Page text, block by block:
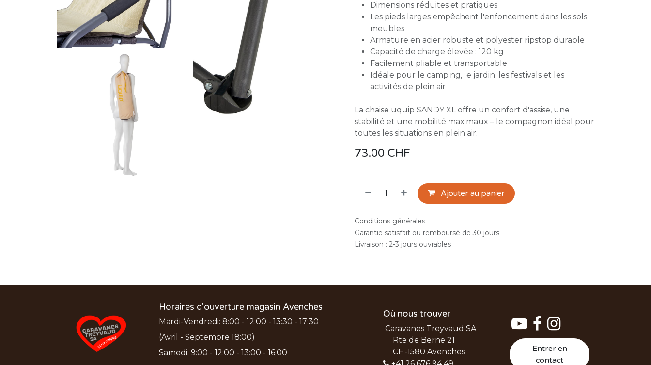
Dimensions réduites et pratiques
Les pieds larges empêchent l'enfoncement dans les sols
meubles
Armature en acier robuste et polyester ripstop durable
Capacité de charge élevée : 120 kg
Facilement pliable et transportable
Idéale pour le camping, le jardin, les festivals et les
activités de plein air
La chaise uquip SANDY XL offre un confort d'assise, une
stabilité et une mobilité maximaux – le compagnon idéal pour
toutes les situations en plein air.
73.00 CHF
Ajouter au panier
Conditions générales
Garantie satisfait ou remboursé de 30 jours
Livraison : 2-3 jours ouvrables
Entrer en
contact
Horaires d'ouverture magasin Avenches
Mardi-Vendredi: 8:00 - 12:00 - 13:30 - 17:30
(Avril - Septembre 18:00)
Samedi: 9:00 - 12:00 - 13:00 - 16:00
Où nous trouver
Caravanes Treyvaud SA
Rte de Berne 21
CH-1580 Avenches
+41 26 676 94 49